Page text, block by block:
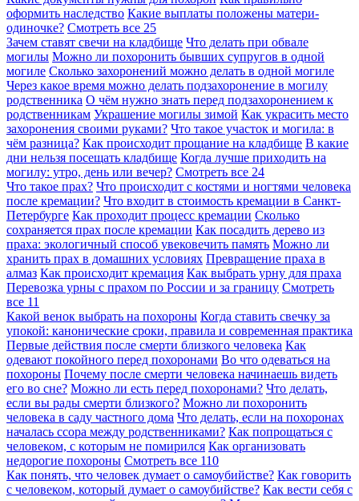
оформить наследство Какие выплаты положены матери-
одиночке? Смотреть все 25
Зачем ставят свечи на кладбище Что делать при обвале
могилы Можно ли похоронить бывших супругов в одной
могиле Сколько захоронений можно делать в одной могиле
Через какое время можно делать подзахоронение в могилу
родственника О чём нужно знать перед подзахоронением к
родственникам Украшение могилы зимой Как украсить место
захоронения своими руками? Что такое участок и могила: в
чём разница? Как происходит прощание на кладбище В какие
дни нельзя посещать кладбище Когда лучше приходить на
могилу: утро, день или вечер? Смотреть все 24
Что такое прах? Что происходит с костями и ногтями человека
после кремации? Что входит в стоимость кремации в Санкт-
Петербурге Как проходит процесс кремации Сколько
сохраняется прах после кремации Как посадить дерево из
праха: экологичный способ увековечить память Можно ли
хранить прах в домашних условиях Превращение праха в
алмаз Как происходит кремация Как выбрать урну для праха
Перевозка урны с прахом по России и за границу Смотреть
все 11
Какой венок выбрать на похороны Когда ставить свечку за
упокой: канонические сроки, правила и современная практика
Первые действия после смерти близкого человека Как
одевают покойного перед похоронами Во что одеваться на
похороны Почему после смерти человека начинаешь видеть
его во сне? Можно ли есть перед похоронами? Что делать,
если вы рады смерти близкого? Можно ли похоронить
человека в саду частного дома Что делать, если на похоронах
началась ссора между родственниками? Как попрощаться с
человеком, с которым не помирился Как организовать
недорогие похороны Смотреть все 110
Как понять, что человек думает о самоубийстве? Как говорить
с человеком, который думает о самоубийстве? Как вести себя с